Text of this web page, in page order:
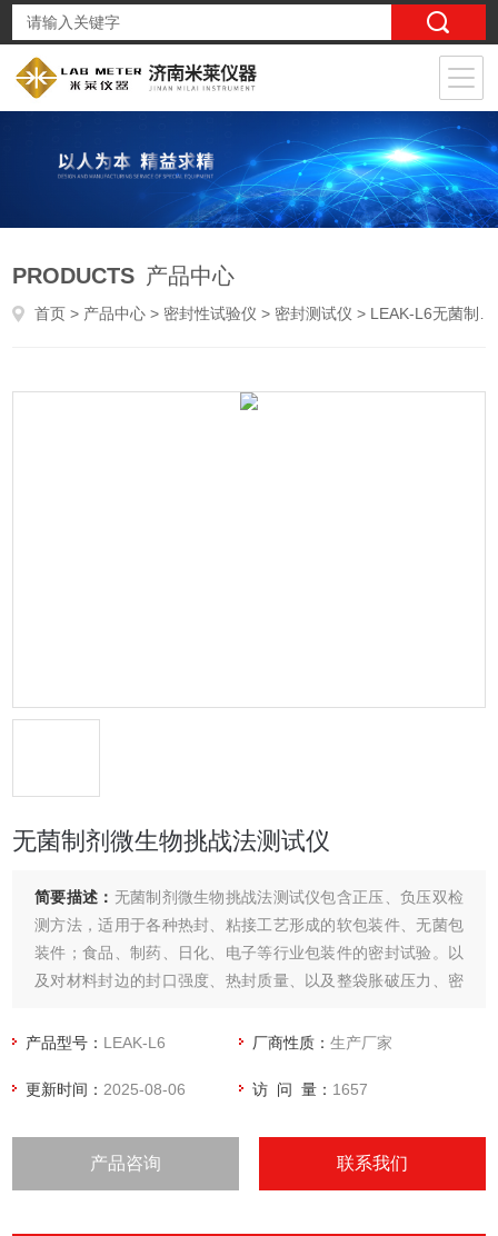
PRODUCTS 产品中心
首页 > 产品中心 > 密封性试验仪 > 密封测试仪 > LEAK-L6无菌制剂微生物挑战法测试仪
无菌制剂微生物挑战法测试仪
简要描述： 无菌制剂微生物挑战法测试仪包含正压、负压双检
测方法，适用于各种热封、粘接工艺形成的软包装件、无菌包
装件；食品、制药、日化、电子等行业包装件的密封试验。以
及对材料封边的封口强度、热封质量、以及整袋胀破压力、密
定，各种软管整体密封性能、耐压强度、帽 体连接强度、脱扣
密性测试。
产品型号： LEAK-L6 厂商性质：生产厂家
更新时间： 2025-08-06 访 问 量： 1657
产品咨询 联系我们